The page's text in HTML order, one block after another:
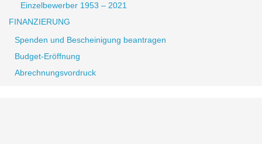
Einzelbewerber 1953 – 2021
FINANZIERUNG
Spenden und Bescheinigung beantragen
Budget-Eröffnung
Abrechnungsvordruck